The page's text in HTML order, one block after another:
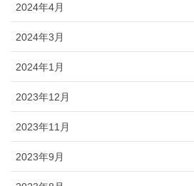
2024年4月
2024年3月
2024年1月
2023年12月
2023年11月
2023年9月